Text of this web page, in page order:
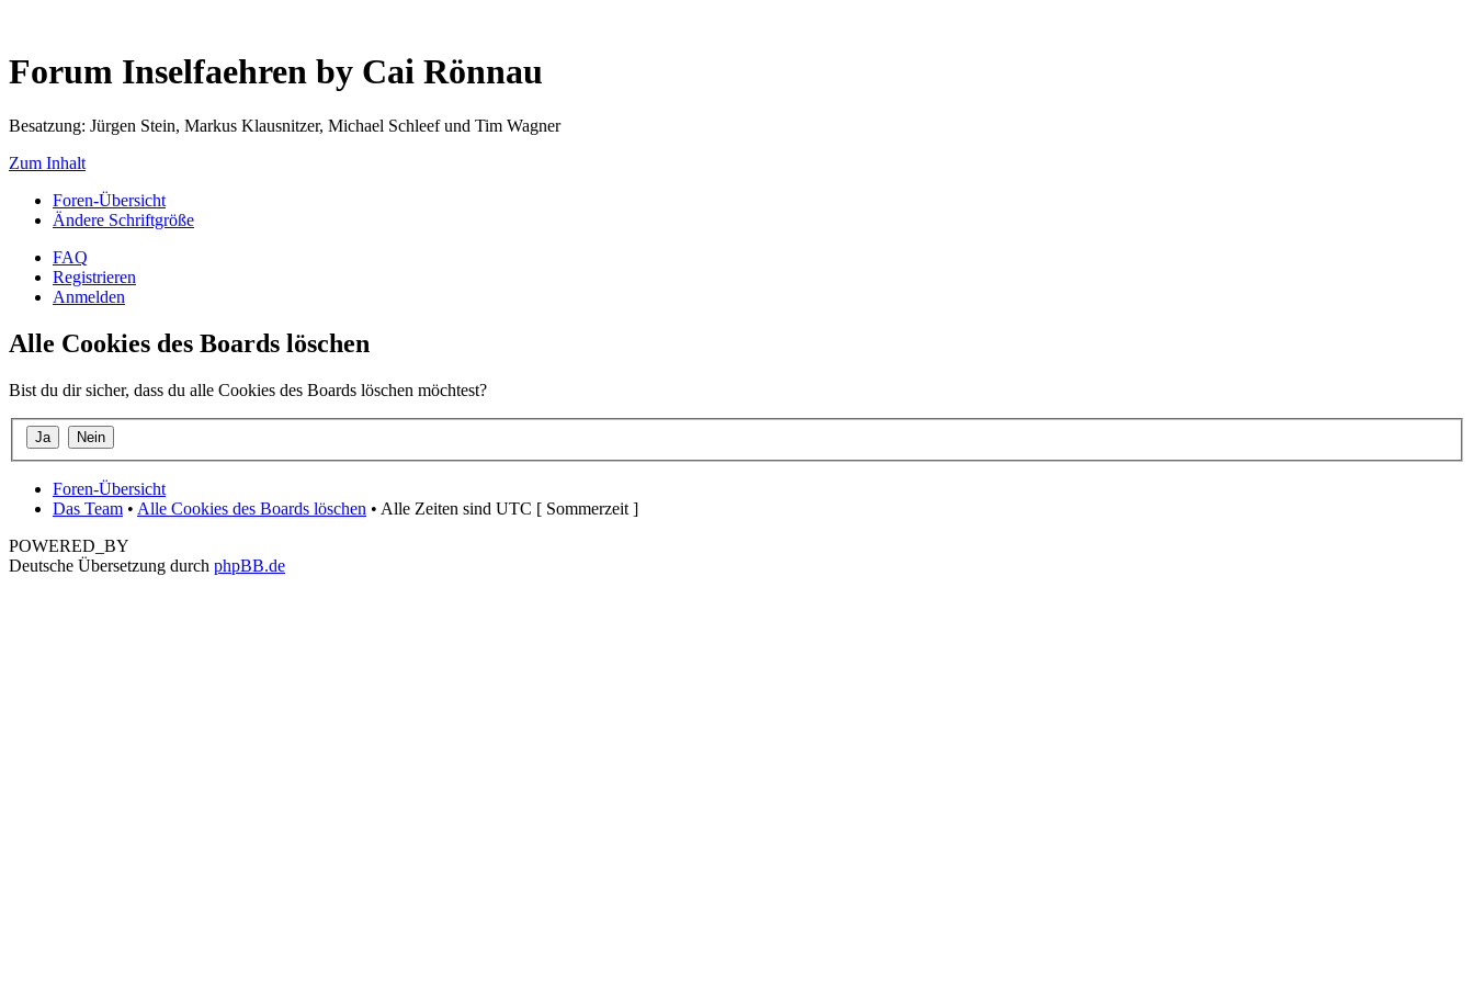
Forum Inselfaehren by Cai Rönnau
Besatzung: Jürgen Stein, Markus Klausnitzer, Michael Schleef und Tim Wagner
Zum Inhalt
Foren-Übersicht
Ändere Schriftgröße
FAQ
Registrieren
Anmelden
Alle Cookies des Boards löschen
Bist du dir sicher, dass du alle Cookies des Boards löschen möchtest?
Foren-Übersicht
Das Team • Alle Cookies des Boards löschen • Alle Zeiten sind UTC [ Sommerzeit ]
POWERED_BY
Deutsche Übersetzung durch phpBB.de